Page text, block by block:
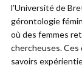
l’Université de
gérontologie
où des femmes
chercheuses.
savoirs